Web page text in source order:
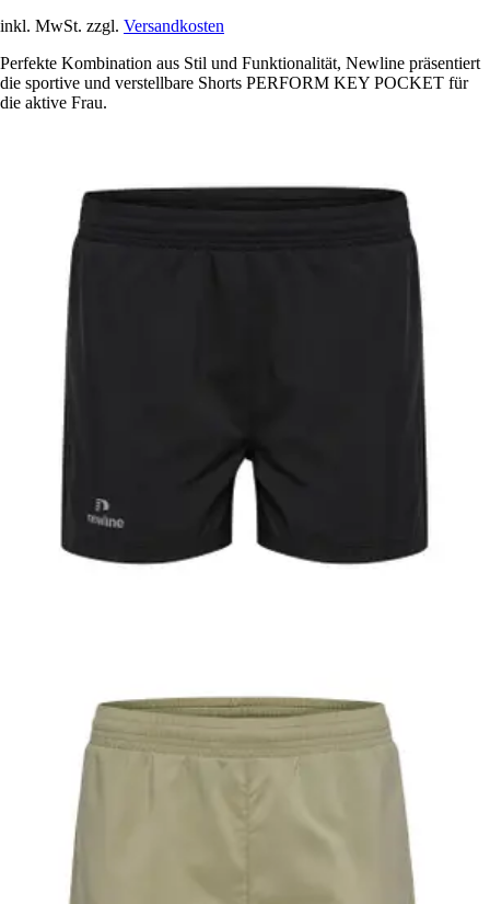
inkl. MwSt. zzgl. Versandkosten
Perfekte Kombination aus Stil und Funktionalität, Newline präsentiert
die sportive und verstellbare Shorts PERFORM KEY POCKET für
die aktive Frau.